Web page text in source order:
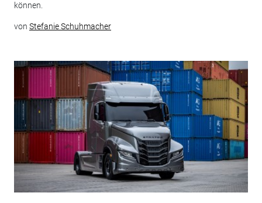
können.
von Stefanie Schuhmacher